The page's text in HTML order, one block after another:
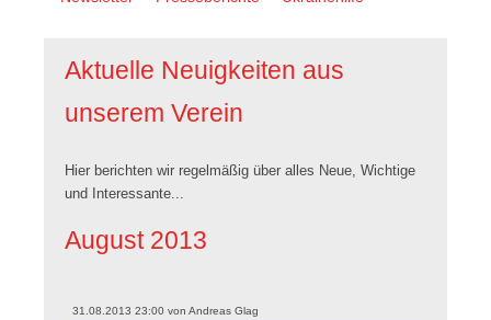
Aktuelle Neuigkeiten aus
unserem Verein
Hier berichten wir regelmäßig über alles Neue, Wichtige
und Interessante...
August 2013
31.08.2013 23:00 vonAndreas Glag